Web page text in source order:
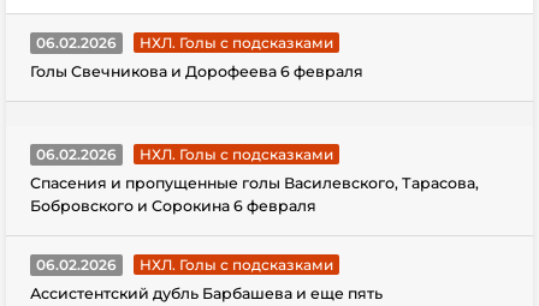
06.02.2026
НХЛ. Голы с подсказками
Голы Свечникова и Дорофеева 6 февраля
06.02.2026
НХЛ. Голы с подсказками
Спасения и пропущенные голы Василевского, Тарасова,
Бобровского и Сорокина 6 февраля
06.02.2026
НХЛ. Голы с подсказками
Ассистентский дубль Барбашева и еще пять